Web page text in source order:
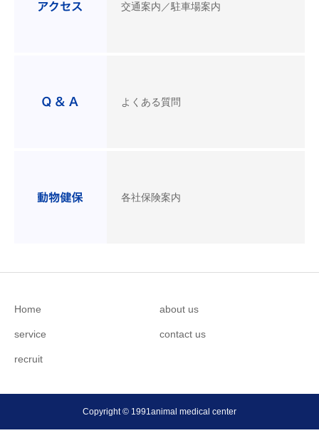
交通案内／駐車場案内
よくある質問
各社保険案内
Home about us
service contact us
recruit
Copyright © 1991animal medical center